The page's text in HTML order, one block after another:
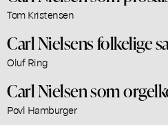
Tom Kristensen
Carl Nielsens folkelige
Oluf Ring
Carl Nielsen som
Povl Hamburger